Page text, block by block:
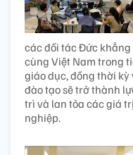
các đối tác Đức
cùng Việt Nam trong
giáo dục, đồng thời
đào tạo sẽ trở thành
trì và lan tỏa các giá
nghiệp.